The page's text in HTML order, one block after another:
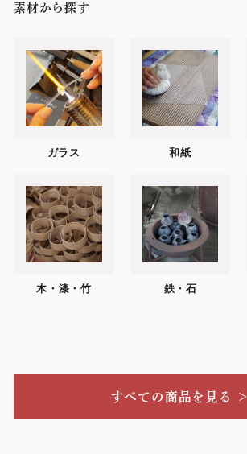
素材から探す
ガラス 和紙
木・漆・竹 鉄・石
すべての商品を見る ＞